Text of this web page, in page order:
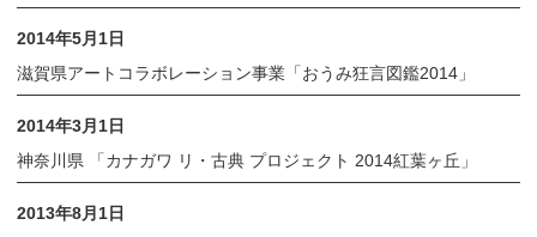
2014年5月1日
滋賀県アートコラボレーション事業「おうみ狂言図鑑2014」
2014年3月1日
神奈川県 「カナガワ リ・古典 プロジェクト 2014紅葉ヶ丘」
2013年8月1日